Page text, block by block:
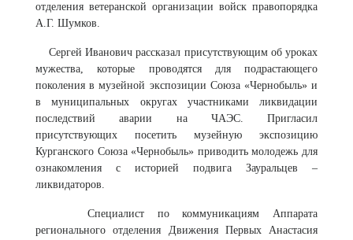
отделения ветеранской организации войск правопорядка
А.Г. Шумков.
Сергей Иванович рассказал присутствующим об уроках
мужества, которые проводятся для подрастающего
поколения в музейной экспозиции Союза «Чернобыль» и
в муниципальных округах участниками ликвидации
последствий аварии на ЧАЭС. Пригласил
присутствующих посетить музейную экспозицию
Курганского Союза «Чернобыль» приводить молодежь для
ознакомления с историей подвига Зауральцев –
ликвидаторов.
Специалист по коммуникациям Аппарата
регионального отделения Движения Первых Анастасия